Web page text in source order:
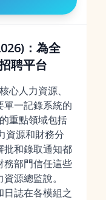
：為全
聘平台
人力資源、
一記錄系統的
重點領域包括
資源和財務分
批和錄取通知都
部門信任這些
源總監說。
日誌在各模組之